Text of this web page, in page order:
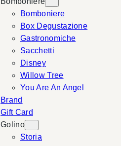
Bomboniere
Box Degustazione
Gastronomiche
Sacchetti
Disney
Willow Tree
You Are An Angel
Brand
Gift Card
Golino
Storia